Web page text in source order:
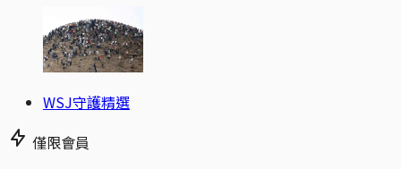
WSJ守護精選
僅限會員